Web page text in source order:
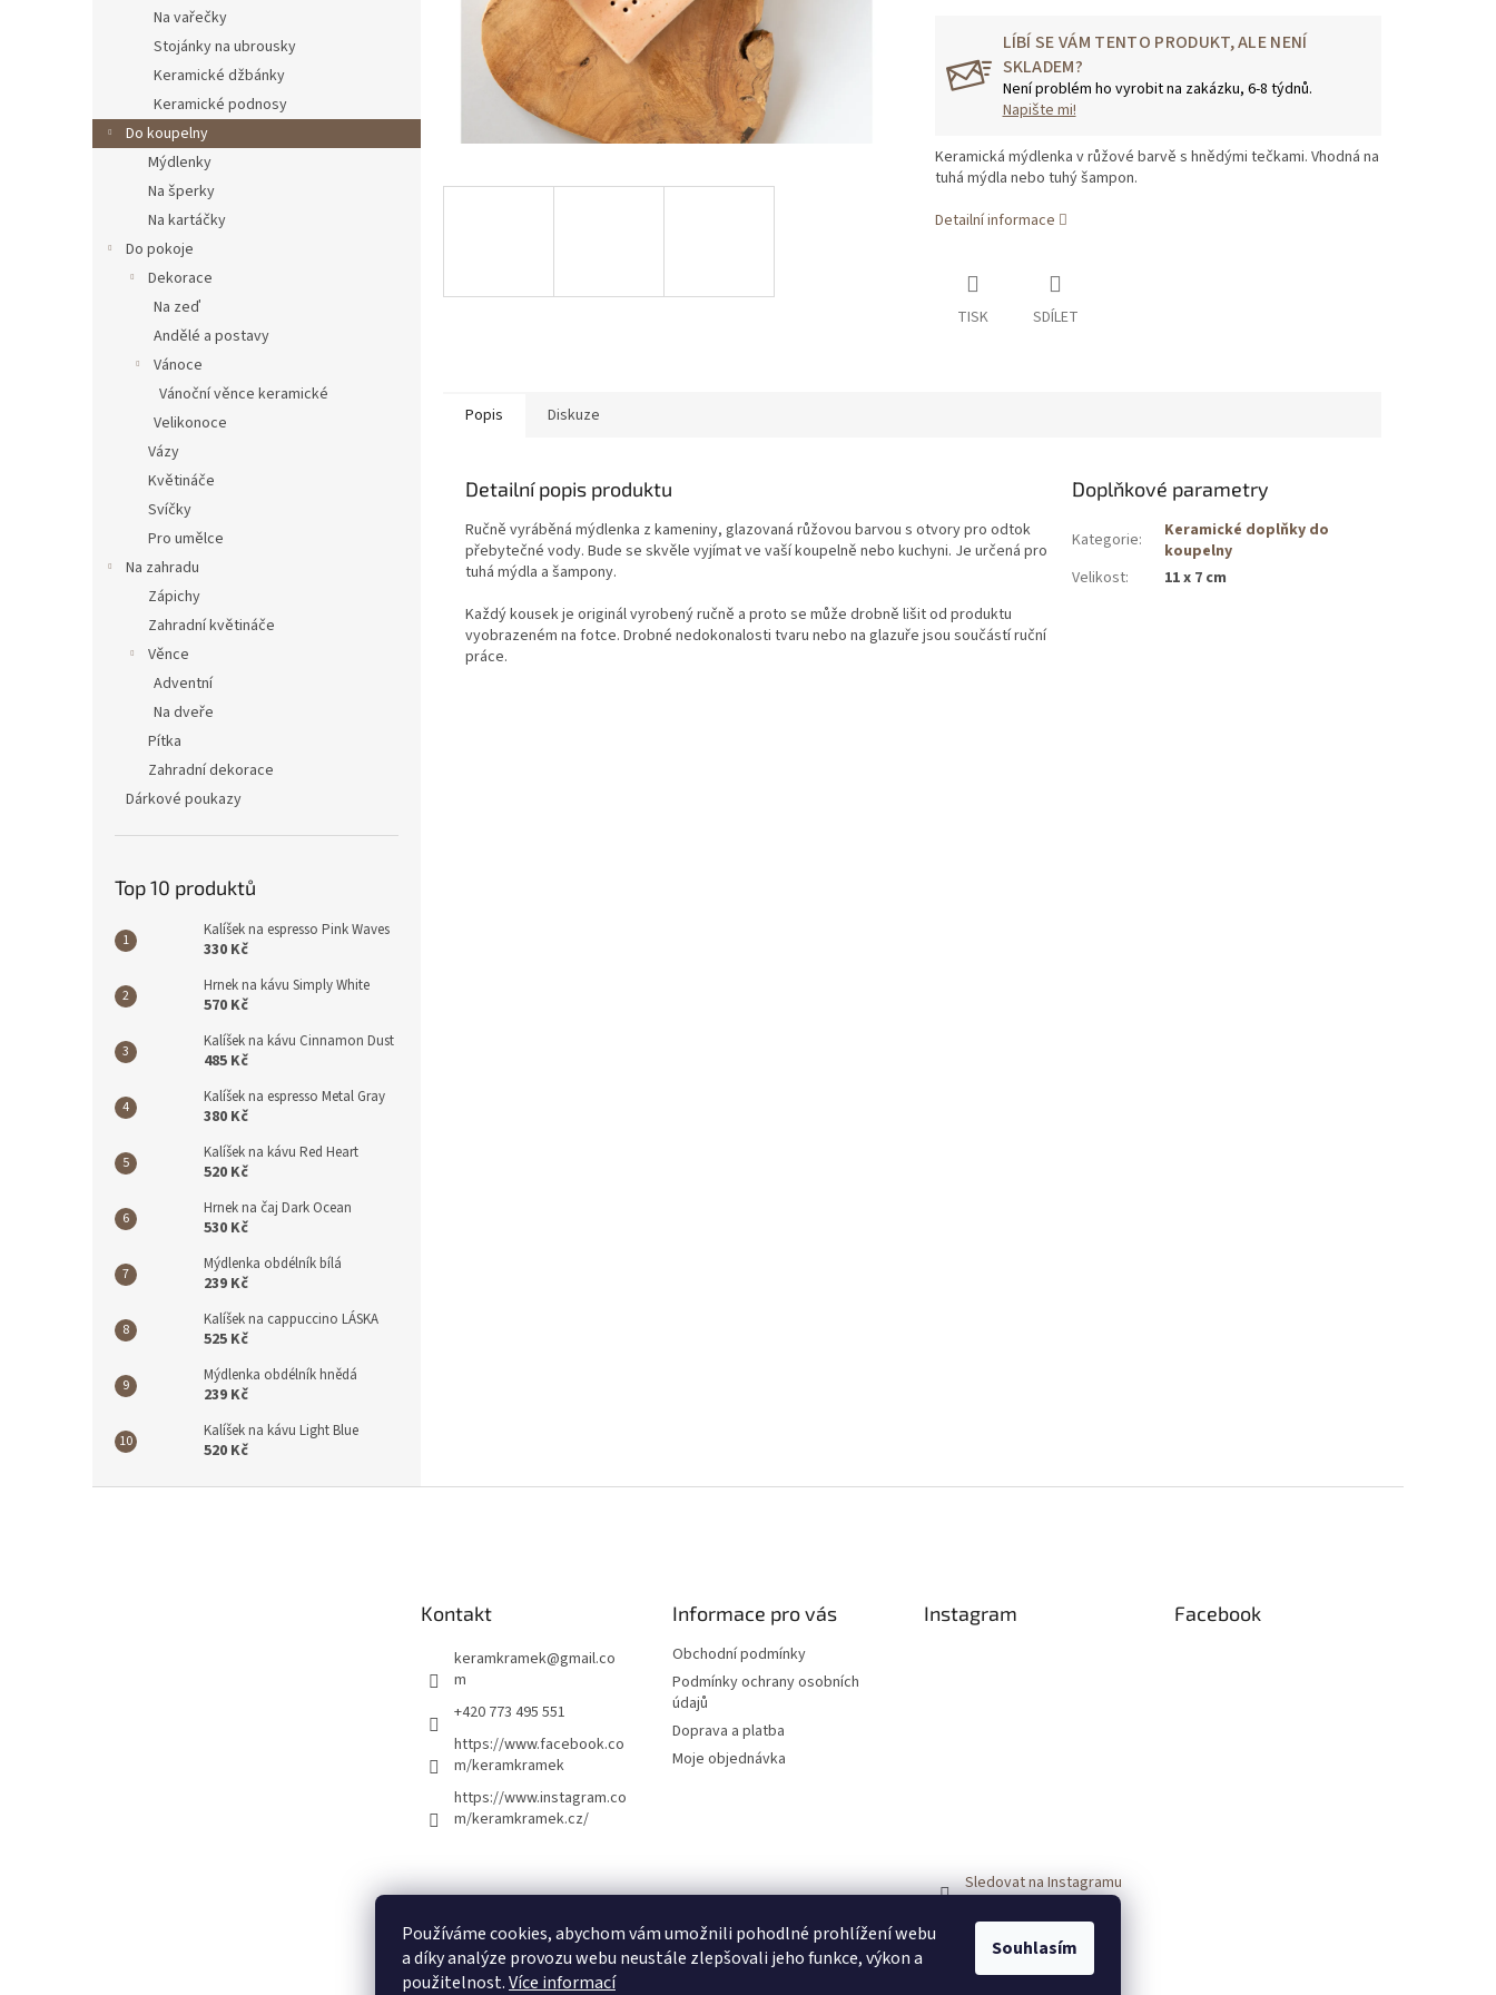
Používáme cookies, abychom vám umožnili pohodlné prohlížení webu
a díky analýze provozu webu neustále zlepšovali jeho funkce, výkon a
použitelnost.Více informací
Souhlasím
Na vařečky
Stojánky na ubrousky
Keramické džbánky
Keramické podnosy
Do koupelny
Mýdlenky
Na šperky
Na kartáčky
Do pokoje
Dekorace
Na zeď
Andělé a postavy
Vánoce
Vánoční věnce keramické
Velikonoce
Vázy
Květináče
Svíčky
Pro umělce
Na zahradu
Zápichy
Zahradní květináče
Věnce
Adventní
Na dveře
Pítka
Zahradní dekorace
Dárkové poukazy
Top 10 produktů
Kalíšek na espresso Pink Waves
330 Kč
Hrnek na kávu Simply White
570 Kč
Kalíšek na kávu Cinnamon Dust
485 Kč
Kalíšek na espresso Metal Gray
380 Kč
Kalíšek na kávu Red Heart
520 Kč
Hrnek na čaj Dark Ocean
530 Kč
Mýdlenka obdélník bílá
239 Kč
Kalíšek na cappuccino LÁSKA
525 Kč
Mýdlenka obdélník hnědá
239 Kč
Kalíšek na kávu Light Blue
520 Kč
LÍBÍ SE VÁM TENTO PRODUKT, ALE NENÍ
SKLADEM?
Není problém ho vyrobit na zakázku, 6-8 týdnů.
Napište mi!
Keramická mýdlenka v růžové barvě s hnědými tečkami. Vhodná na
tuhá mýdla nebo tuhý šampon.
Detailní informace
TISK SDÍLET
Popis Diskuze
Detailní popis produktu
Ručně vyráběná mýdlenka z kameniny, glazovaná růžovou barvou s otvory pro odtok
přebytečné vody. Bude se skvěle vyjímat ve vaší koupelně nebo kuchyni. Je určená pro
tuhá mýdla a šampony.
Každý kousek je originál vyrobený ručně a proto se může drobně lišit od produktu
vyobrazeném na fotce. Drobné nedokonalosti tvaru nebo na glazuře jsou součástí ruční
práce.
Doplňkové parametry
Kategorie:
Keramické doplňky do
koupelny
Velikost: 11 x 7 cm
Kontakt
keramkramek@gmail.co
m
+420 773 495 551
https://www.facebook.co
m/keramkramek
https://www.instagram.co
m/keramkramek.cz/
Informace pro vás
Obchodní podmínky
Podmínky ochrany osobních
údajů
Doprava a platba
Moje objednávka
Instagram
Sledovat na Instagramu
Facebook